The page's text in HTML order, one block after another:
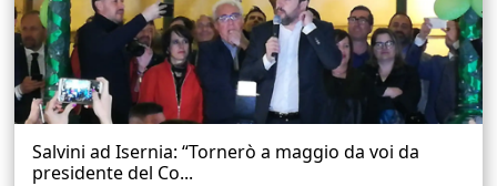
Salvini ad Isernia: “Tornerò a maggio da voi da
presidente del Co...